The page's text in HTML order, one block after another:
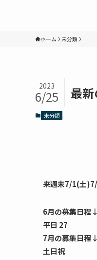
ホーム 未分類
最
2023
6/25
未分類
来週末7/1(土
6月の募集日程↓
平日 27
7月の募集日程↓
土日祝